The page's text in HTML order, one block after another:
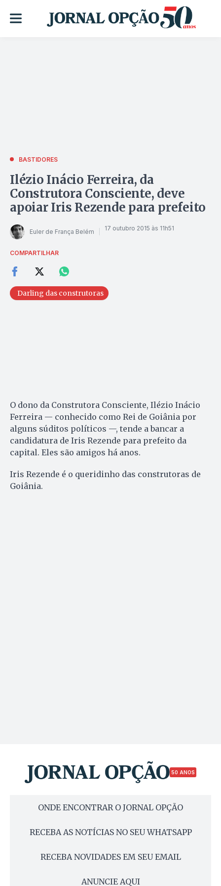
BASTIDORES
Ilézio Inácio Ferreira, da
Construtora Consciente, deve
apoiar Iris Rezende para prefeito
Euler de França Belém 17 outubro 2015 às 11h51
COMPARTILHAR
Darling das construtoras
O dono da Construtora Consciente, Ilézio Inácio
Ferreira — conhecido como Rei de Goiânia por
alguns súditos políticos —, tende a bancar a
candidatura de Iris Rezende para prefeito da
capital. Eles são amigos há anos.
Iris Rezende é o queridinho das construtoras de
Goiânia.
50 ANOS
ONDE ENCONTRAR O JORNAL OPÇÃO
RECEBA AS NOTÍCIAS NO SEU WHATSAPP
RECEBA NOVIDADES EM SEU EMAIL
ANUNCIE AQUI